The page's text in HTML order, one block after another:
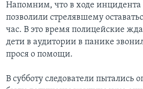
Напомним, что в ходе инцидента
позволили стрелявшему
час. В это время полицейские
дети в аудитории в панике
прося о помощи.
В субботу следователи пытались